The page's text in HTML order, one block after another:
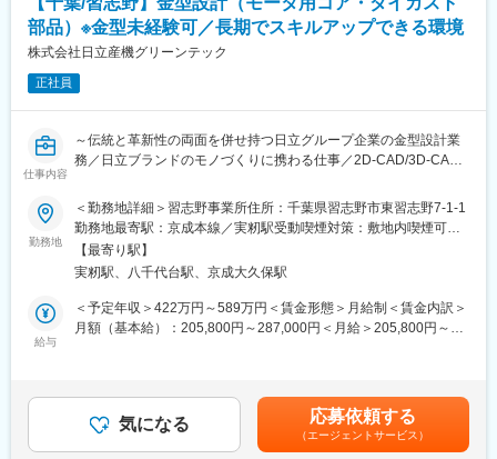
を考え協力し、改善していくことが重要です。
■働き方：
1ヵ月単位の変形労働時間制 総労働時間（1ヵ月）160～177時間
月10時間程度働きやすい環境です。本ポジションは日曜日が休み
となることが多く、落ち着いて働く事ができます。
・同社はイオン株式会社が100％出資するグループ会社です。グ
ループ共通の福利厚生／定年60歳、65歳までの継続雇用等充実の
・取り扱う商品の多くは「トップバリュ」ブランドであり、アジ
ア各国でも名の通ったブランドを品質管理・品質保証の側面から
支えています。
・イオングループ全体の品質向上を担う会社である事から取り扱
きいものとなります。
■同社の特徴：
（ISO22000）、品質マネジメントシステム（ISO9001）、環境マ
ネジメントシステム（ISO14001）資格所持者等が多数活躍してい
ます。
部品）※金型未経験可／長期でスキルアップできる環境
株式会社日立産機グリーンテック
正社員
仕事内容
～伝統と革新性の両面を併せ持つ日立グループ企業の金型設計業
務／日立ブランドのモノづくりに携わる仕事／2D-CAD/3D-CAD
■職務内容：
株式会社日立産機システムのグループ会社として、 社会インフラ
を支えるモータ ・ インバータなどの産業機器製品の製造を行う当
社にて、産業用モータ等に使用される部品を制作するための金型
設計業務を行っていただきます。
経験に応じて、製品設計との金型仕様打合せから、金型設計・製
作まで、一貫して対応できるスキルを習得できますので、長期に
※金型とは製品製造のために金属やプラスチック、樹脂等を流し込
むためのものであり、金型設計業務は当社製品の品質保持、ひい
ては日本の製造業を支える必須領域です。
勤務地
＜勤務地詳細＞習志野事業所住所：千葉県習志野市東習志野7-1-1
勤務地最寄駅：京成本線／実籾駅受動喫煙対策：敷地内喫煙可能
場所あり変更の範囲：会社の定める事業所
【最寄り駅】
実籾駅、八千代台駅、京成大久保駅
給与
＜予定年収＞422万円～589万円＜賃金形態＞月給制＜賃金内訳＞
月額（基本給）：205,800円～287,000円＜月給＞205,800円～
（2024年度 ）、6.28ヶ月分（2025年度）賃金はあくまでも目安
の金額であり、選考を通じて上下する可能性があります。月給(月
額)は固定手当を含めた表記です。
気になる 応募依頼する
（エージェントサービス）